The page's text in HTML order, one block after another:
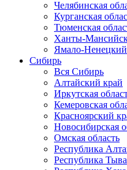
Челябинская
Курганская
Тюменская
Ханты-
Ямало-
Сибирь
Вся Сибирь
Алтайский край
Иркутская
Кемеровская
Красноярский
Новосибирская
Омская область
Республика
Республика Тыва